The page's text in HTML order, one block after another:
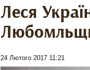
Леся
24 Лютого 2017 11:21